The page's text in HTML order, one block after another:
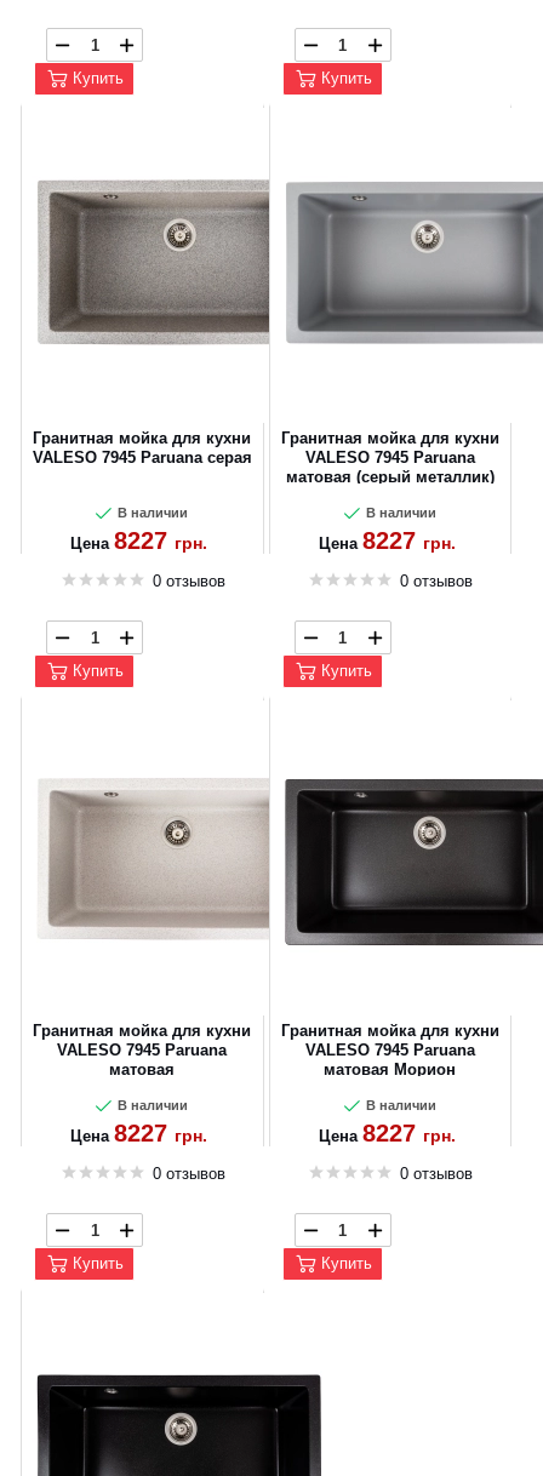
Купить Купить
Гранитная мойка для кухни
VALESO 7945 Paruana серая
В наличии
Цена 8227 грн.
0 отзывов
Купить
Гранитная мойка для кухни
VALESO 7945 Paruana
матовая (серый металлик)
В наличии
Цена 8227 грн.
0 отзывов
Купить
Гранитная мойка для кухни
VALESO 7945 Paruana
матовая
В наличии
Цена 8227 грн.
0 отзывов
Купить
Гранитная мойка для кухни
VALESO 7945 Paruana
матовая Морион
В наличии
Цена 8227 грн.
0 отзывов
Купить